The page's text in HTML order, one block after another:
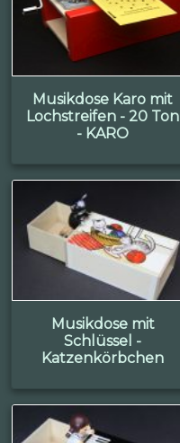
Musikdose Karo mit
Lochstreifen - 20 Ton
- KARO
Musikdose mit
Schlüssel -
Katzenkörbchen